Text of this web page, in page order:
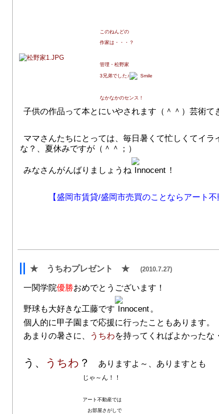
このねんどの
作家は・・・？
管理・松野家
3兄弟でした♪
なかなかのセンス！
子供の作品って本とにいやされます（＾＾）芸術
ママさんたちにとっては、毎日暑くて忙しくてイラ
な？、夏休みですが（＾＾；）
みなさんがんばりましょうね ！
【盛岡市賃貸/盛岡市売買のことならアート
★ うちわプレゼント ★ (2010.7.27)
一関学院優勝おめでとうございます！
野球も大好きな工藤です
。
個人的に甲子園まで応援に行ったこともあります。
あまりの暑さに、
うちわを持ってくればよかったな
う、 うちわ ？ ありますよ～、ありますとも
じゃ～ん！！
アート不動産では
お部屋さがしで